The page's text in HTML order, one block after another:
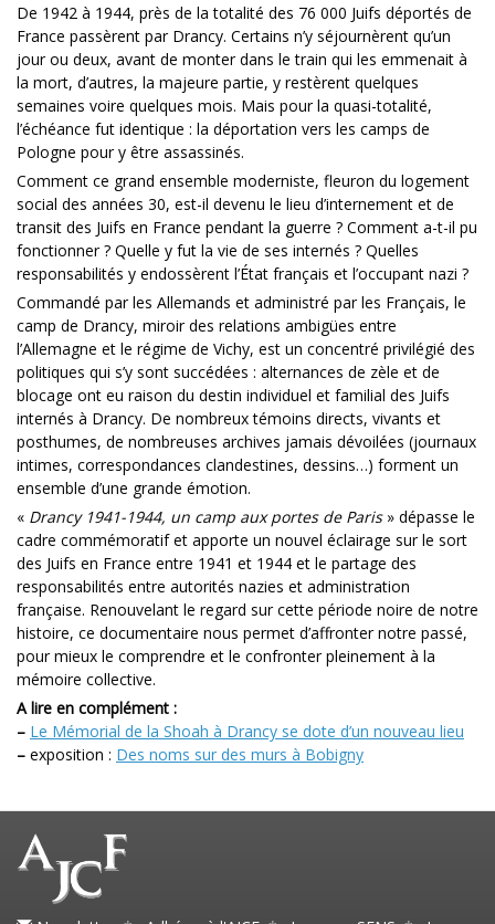
De 1942 à 1944, près de la totalité des 76 000 Juifs déportés de
France passèrent par Drancy. Certains n’y séjournèrent qu’un
jour ou deux, avant de monter dans le train qui les emmenait à
la mort, d’autres, la majeure partie, y restèrent quelques
semaines voire quelques mois. Mais pour la quasi-totalité,
l’échéance fut identique : la déportation vers les camps de
Pologne pour y être assassinés.
Comment ce grand ensemble moderniste, fleuron du logement
social des années 30, est-il devenu le lieu d’internement et de
transit des Juifs en France pendant la guerre ? Comment a-t-il pu
fonctionner ? Quelle y fut la vie de ses internés ? Quelles
responsabilités y endossèrent l’État français et l’occupant nazi ?
Commandé par les Allemands et administré par les Français, le
camp de Drancy, miroir des relations ambigües entre
l’Allemagne et le régime de Vichy, est un concentré privilégié des
politiques qui s’y sont succédées : alternances de zèle et de
blocage ont eu raison du destin individuel et familial des Juifs
internés à Drancy. De nombreux témoins directs, vivants et
posthumes, de nombreuses archives jamais dévoilées (journaux
intimes, correspondances clandestines, dessins…) forment un
ensemble d’une grande émotion.
« Drancy 1941-1944, un camp aux portes de Paris» dépasse le
cadre commémoratif et apporte un nouvel éclairage sur le sort
des Juifs en France entre 1941 et 1944 et le partage des
responsabilités entre autorités nazies et administration
française. Renouvelant le regard sur cette période noire de notre
histoire, ce documentaire nous permet d’affronter notre passé,
pour mieux le comprendre et le confronter pleinement à la
mémoire collective.
A lire en complément :
– Le Mémorial de la Shoah à Drancy se dote d’un nouveau lieu
– exposition : Des noms sur des murs à Bobigny